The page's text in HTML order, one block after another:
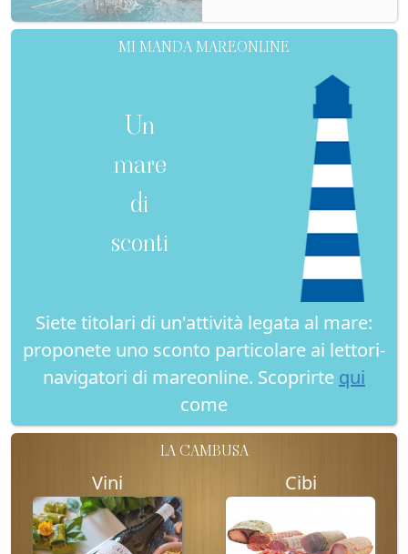
MI MANDA MAREONLINE
Un
mare
di
sconti
Siete titolari di un'attività legata al mare:
proponete uno sconto particolare ai lettori-
navigatori di mareonline. Scoprirte qui
come
LA CAMBUSA
Vini Cibi